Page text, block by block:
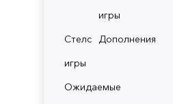
игры
Стелс
игры
Дополнения
Ожидаемые